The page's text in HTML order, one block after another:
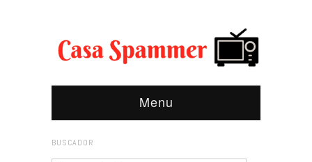
Menu
BUSCADOR